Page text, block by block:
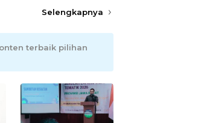
Selengkapnya
terbaik pilihan